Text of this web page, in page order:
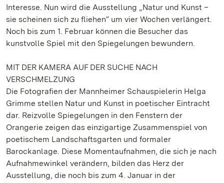
Interesse. Nun wird die Ausstellung „Natur und Kunst –
sie scheinen sich zu fliehen“ um vier Wochen verlängert.
Noch bis zum 1. Februar können die Besucher das
kunstvolle Spiel mit den Spiegelungen bewundern.
MIT DER KAMERA AUF DER SUCHE NACH
VERSCHMELZUNG
Die Fotografien der Mannheimer Schauspielerin Helga
Grimme stellen Natur und Kunst in poetischer Eintracht
dar. Reizvolle Spiegelungen in den Fenstern der
Orangerie zeigen das einzigartige Zusammenspiel von
poetischem Landschaftsgarten und formaler
Barockanlage. Diese Momentaufnahmen, die sich je nach
Aufnahmewinkel verändern, bilden das Herz der
Ausstellung, die noch bis zum 4. Januar in der